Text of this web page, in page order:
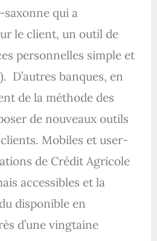
qui a
le client, un outil de
personnelles simple et
D’autres banques, en
de la méthode des
de nouveaux outils
Mobiles et user-
de Crédit Agricole
accessibles et la
disponible en
d’une vingtaine